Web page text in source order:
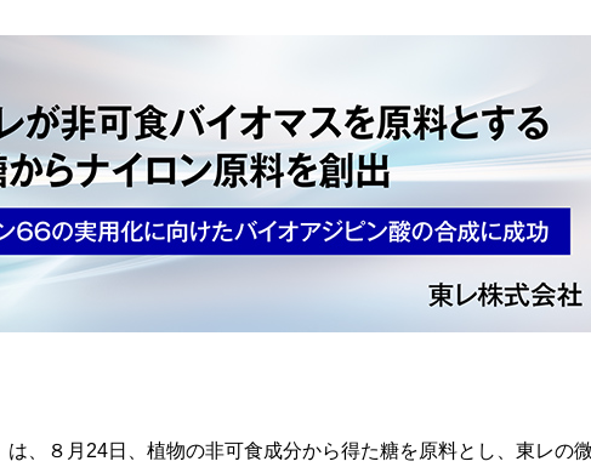
、８月24日、植物の非可食成分から得た糖を原料とし、東レの